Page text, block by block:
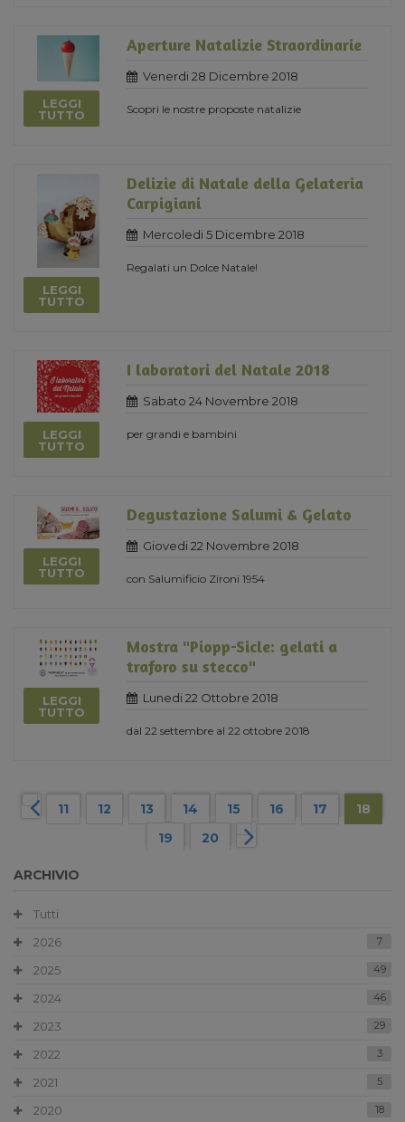
LEGGI
TUTTO
Aperture Natalizie Straordinarie
Venerdi 28 Dicembre 2018
Scopri le nostre proposte natalizie
LEGGI
TUTTO
Delizie di Natale della Gelateria
Carpigiani
Mercoledi 5 Dicembre 2018
Regalati un Dolce Natale!
LEGGI
TUTTO
I laboratori del Natale 2018
Sabato 24 Novembre 2018
per grandi e bambini
LEGGI
TUTTO
Degustazione Salumi & Gelato
Giovedi 22 Novembre 2018
con Salumificio Zironi 1954
LEGGI
TUTTO
Mostra "Piopp-Sicle: gelati a
traforo su stecco"
Lunedi 22 Ottobre 2018
dal 22 settembre al 22 ottobre 2018
11 12 13 14 15 16 17
18
19
20
ARCHIVIO
Tutti
2026
7
2025 49
2024 46
2023 29
2022 3
2021 5
2020 18